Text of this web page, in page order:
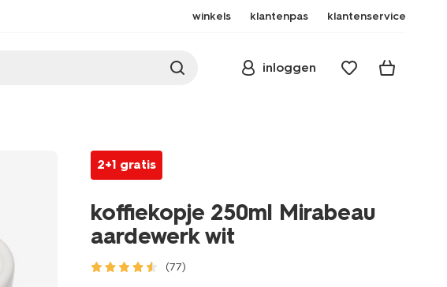
winkels klantenpas klantenservice
inloggen
2+1 gratis
koffiekopje 250ml Mirabeau
aardewerk wit
(77)